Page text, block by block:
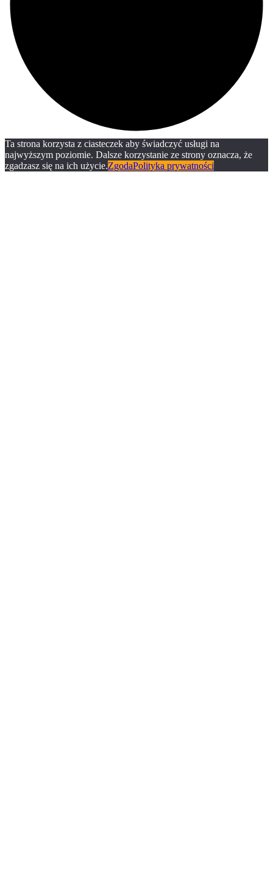
Ta strona korzysta z ciasteczek aby świadczyć usługi na
najwyższym poziomie. Dalsze korzystanie ze strony oznacza, że
zgadzasz się na ich użycie.ZgodaPolityka prywatności